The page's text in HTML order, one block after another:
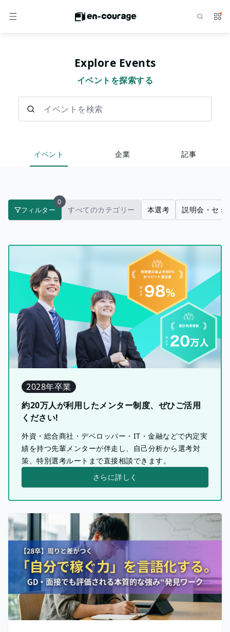
メニュー サ
Explore Events
イベントを探索する
イベント 企業 記事
フィルター
0
すべてのカテゴリー 本選考 説明会・セミ
2028年卒業
約20万人が利用したメンター制度、ぜひご活用
ください!
外資・総合商社・デベロッパー・IT・金融などで内定実
績を持つ先輩メンターが伴走し、自己分析から選考対
策、特別選考ルートまで直接相談できます。
さらに詳しく